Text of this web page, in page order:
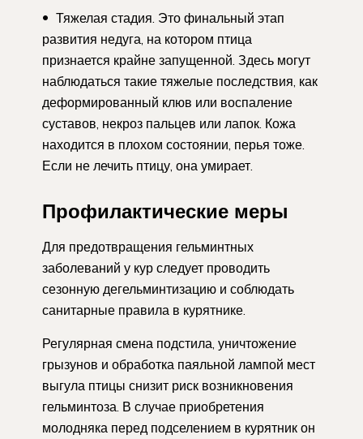
Тяжелая стадия. Это финальный этап
развития недуга, на котором птица
признается крайне запущенной. Здесь могут
наблюдаться такие тяжелые последствия, как
деформированный клюв или воспаление
суставов, некроз пальцев или лапок. Кожа
находится в плохом состоянии, перья тоже.
Если не лечить птицу, она умирает.
Профилактические меры
Для предотвращения гельминтных
заболеваний у кур следует проводить
сезонную дегельминтизацию и соблюдать
санитарные правила в курятнике.
Регулярная смена подстила, уничтожение
грызунов и обработка паяльной лампой мест
выгула птицы снизит риск возникновения
гельминтоза. В случае приобретения
молодняка перед подселением в курятник он